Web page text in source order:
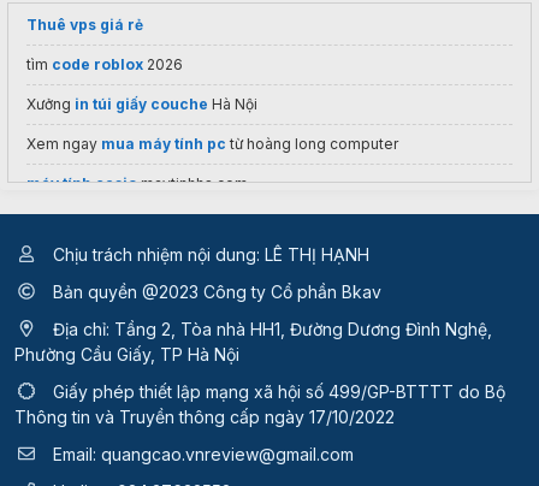
Thuê vps giá rẻ
tìm code roblox 2026
Xưởng in túi giấy couche Hà Nội
Xem ngay mua máy tính pc từ hoàng long computer
máy tính casiomaytinhhs.com
Săn giá rẻcase pc nzxt tại cửa hàng Hoàng Hà PC
Giá Thiết bị WiFi Cisco Meraki chuyên dụng
tên kí tự đặc biệt
Đại lý tivi LG chính hãng 2026
VPS có GPU
Chịu trách nhiệm nội dung: LÊ THỊ HẠNH
Bản quyền @2023 Công ty Cổ phần Bkav
Địa chỉ: Tầng 2, Tòa nhà HH1, Đường Dương Đình Nghệ,
Phường Cầu Giấy, TP Hà Nội
Giấy phép thiết lập mạng xã hội số 499/GP-BTTTT do Bộ
Thông tin và Truyền thông cấp ngày 17/10/2022
Email: quangcao.vnreview@gmail.com